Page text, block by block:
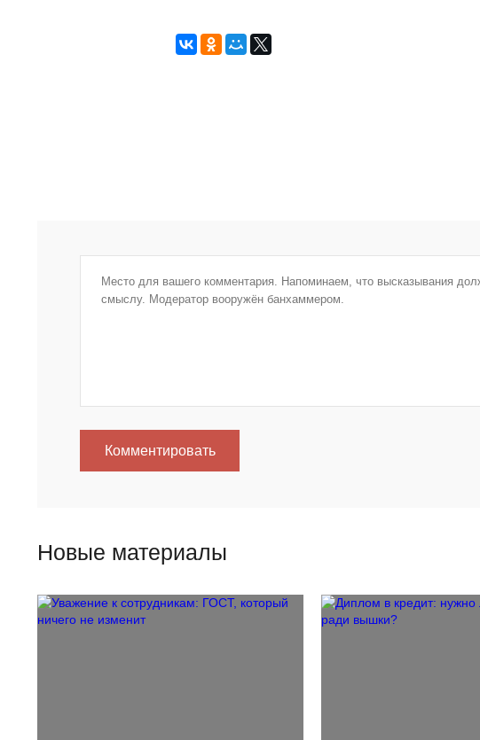
Комментировать
Новые материалы